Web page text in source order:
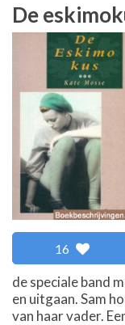
De
16
de speciale band
en uitgaan. Sam
van haar vader.